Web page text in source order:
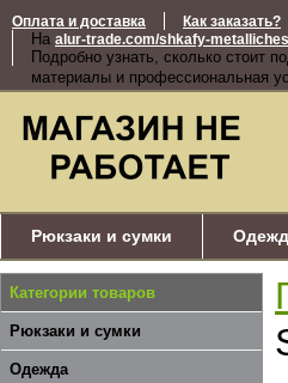
Оплата и доставка Как заказать?
На alur-trade.com/shkafy-
Подробно узнать, сколько стоит
материалы и профессиональная
Рюкзаки и сумки
Категории товаров
Рюкзаки и сумки
Одежда